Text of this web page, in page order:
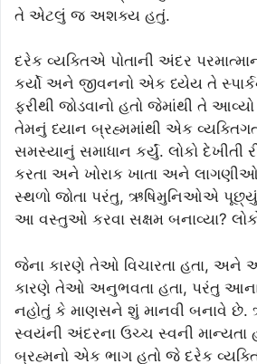
તે એટલું જ અશક્ય હતું.
દરેક વ્યક્તિએ પોતાની અંદર
કર્યો અને જીવનનો એક ધ્યેય તે
ફરીથી જોડવાનો હતો જેમાંથી તે
તેમનું ધ્યાન બ્રહ્મમાંથી એક
સમસ્યાનું સમાધાન કર્યું. લોકો
કરતા અને ખોરાક ખાતા અને
સ્થળો જોતા પરંતુ, ઋષિમુનિઓએ
આ વસ્તુઓ કરવા સક્ષમ બનાવ્યા? લોકો
જેના કારણે તેઓ વિચારતા હતા, અને
કારણે તેઓ અનુભવતા હતા, પરંતુ
નહોતું કે માણસને શું માનવી બનાવે
સ્વયંની અંદરના ઉચ્ચ સ્વની માન્યતા
બ્રહ્મનો એક ભાગ હતો જે દરેક